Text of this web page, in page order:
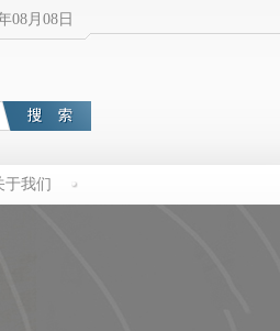
08月08日
于我们